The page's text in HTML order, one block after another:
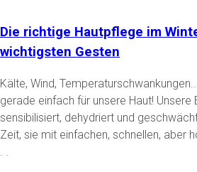
Die richtige Hautpflege im
wichtigsten Gesten
Kälte, Wind,
gerade einfach für unsere Haut! Unsere
sensibilisiert, dehydriert und
Zeit, sie mit einfachen, schnellen, aber